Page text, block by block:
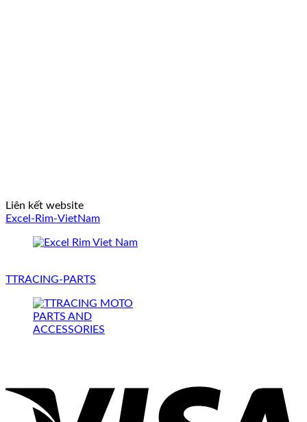
Liên kết website
Excel-Rim-VietNam
TTRACING-PARTS